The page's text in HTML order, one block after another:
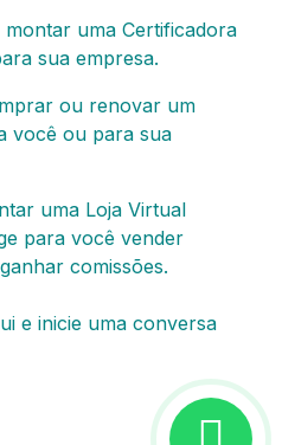
montar uma Certificadora
sua empresa.
ou renovar um
você ou para sua
uma Loja Virtual
para você vender
comissões.
e inicie uma conversa